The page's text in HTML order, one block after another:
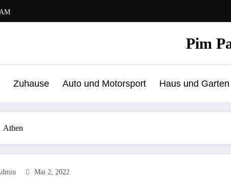
Pim
Zuhause Auto und Motorsport Haus und Garten
Athen
Mai 2, 2022